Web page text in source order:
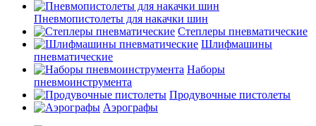
Пневмопистолеты для накачки шин
Степлеры пневматические
Шлифмашины
пневматические
Наборы
пневмоинструмента
Продувочные пистолеты
Аэрографы